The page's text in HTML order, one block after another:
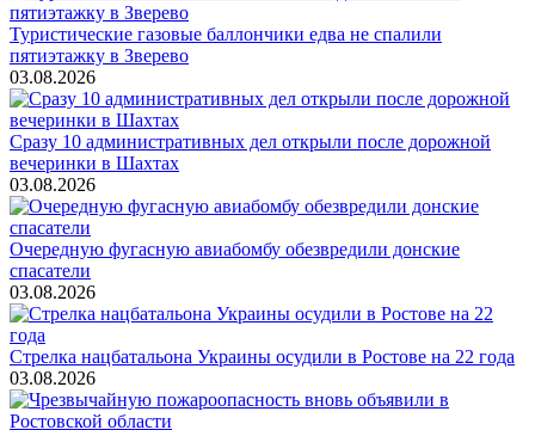
Туристические газовые баллончики едва не спалили
пятиэтажку в Зверево
03.08.2026
Сразу 10 административных дел открыли после дорожной
вечеринки в Шахтах
03.08.2026
Очередную фугасную авиабомбу обезвредили донские
спасатели
03.08.2026
Стрелка нацбатальона Украины осудили в Ростове на 22 года
03.08.2026